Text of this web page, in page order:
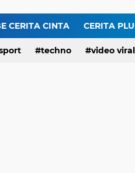
CERITA CINTA CERITA
techno video viral